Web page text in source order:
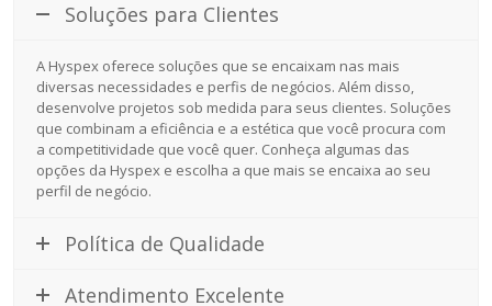
Soluções para Clientes
A Hyspex oferece soluções que se encaixam nas mais
diversas necessidades e perfis de negócios. Além disso,
desenvolve projetos sob medida para seus clientes. Soluções
que combinam a eficiência e a estética que você procura com
a competitividade que você quer. Conheça algumas das
opções da Hyspex e escolha a que mais se encaixa ao seu
perfil de negócio.
Política de Qualidade
Atendimento Excelente